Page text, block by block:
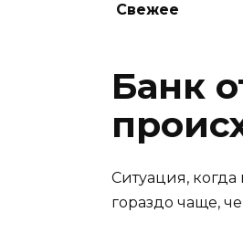
Свежее
Банк
Ситуация, когда
гораздо чаще,